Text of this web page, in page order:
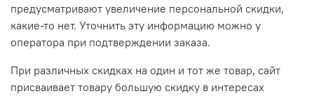
предусматривают увеличение персональной скидки,
какие-то нет. Уточнить эту информацию можно у
оператора при подтверждении заказа.
При различных скидках на один и тот же товар, сайт
присваивает товару большую скидку в интересах